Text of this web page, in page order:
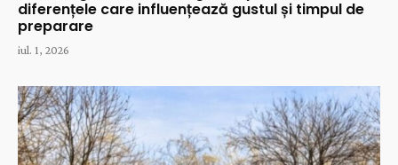
diferențele care influențează gustul și timpul de
preparare
iul. 1, 2026